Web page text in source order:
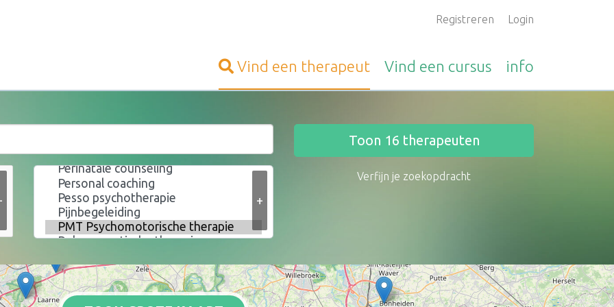
Registreren Login
Vind een therapeut Vind een cursus info
+
Toon 16 therapeuten
Verfijn je zoekopdracht